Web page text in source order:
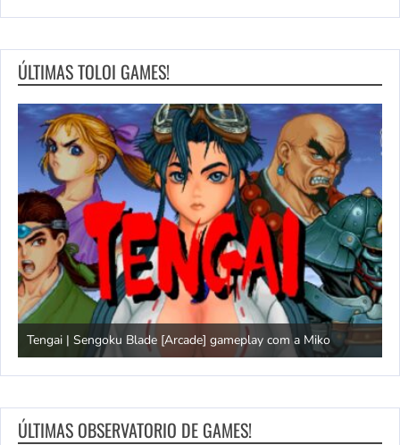
ÚLTIMAS TOLOI GAMES!
Tengai | Sengoku Blade [Arcade] gameplay com a Miko
ÚLTIMAS OBSERVATORIO DE GAMES!